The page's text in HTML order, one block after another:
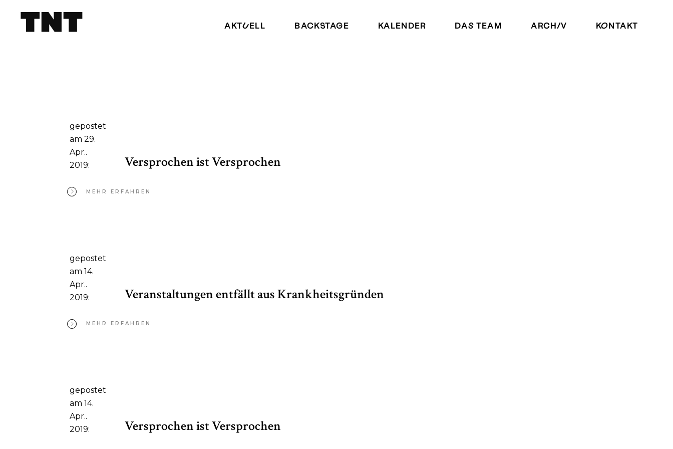
AKTUELL BACKSTAGE KALENDER DAS TEAM ARCHIV KONTAKT
gepostet
am 29.
Apr..
2019:
Versprochen ist Versprochen
MEHR ERFAHREN
gepostet
am 14.
Apr..
2019:
Veranstaltungen entfällt aus Krankheitsgründen
MEHR ERFAHREN
gepostet
am 14.
Apr..
2019:
Versprochen ist Versprochen